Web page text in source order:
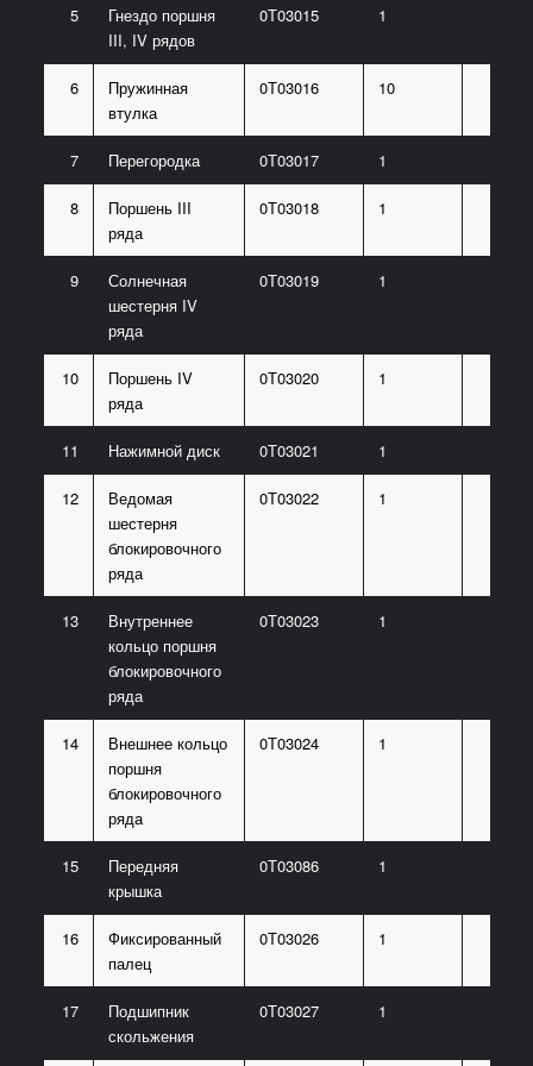
5
Гнездо поршня
III, IV рядов
0Т03015 1
6
Пружинная
втулка
0Т03016 10
7 Перегородка 0Т03017 1
8
Поршень III
ряда
0Т03018 1
9
Солнечная
шестерня IV
ряда
0Т03019 1
10
Поршень IV
ряда
0Т03020 1
11 Нажимной диск 0Т03021 1
12
Ведомая
шестерня
блокировочного
ряда
0Т03022 1
13
Внутреннее
кольцо поршня
блокировочного
ряда
0Т03023 1
14
Внешнее кольцо
поршня
блокировочного
ряда
0Т03024 1
15
Передняя
крышка
0Т03086 1
16
Фиксированный
палец
0Т03026 1
17
Подшипник
скольжения
0Т03027 1